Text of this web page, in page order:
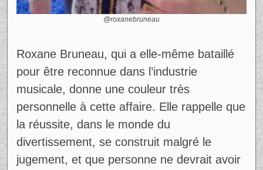
@roxanebruneau
Roxane Bruneau, qui a elle‑même bataillé
pour être reconnue dans l’industrie
musicale, donne une couleur très
personnelle à cette affaire. Elle rappelle que
la réussite, dans le monde du
divertissement, se construit malgré le
jugement, et que personne ne devrait avoir